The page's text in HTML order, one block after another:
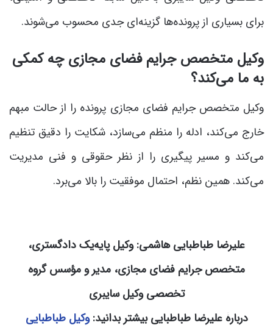
برای بسیاری از پرونده‌ها گزینه‌ای جدی محسوب می‌شوند.
وکیل متخصص جرایم فضای مجازی چه کمکی
به ما می‌کند؟
وکیل متخصص جرایم فضای مجازی پرونده را از حالت مبهم
خارج می‌کند، ادله را منظم می‌سازد، شکایت را دقیق تنظیم
می‌کند و مسیر پیگیری را از نظر حقوقی و فنی مدیریت
می‌کند. همین نظم، احتمال موفقیت را بالا می‌برد.
علیرضا طباطبایی هاشمی: وکیل پایه‌یک دادگستری،
متخصص جرایم فضای مجازی، مدیر و مؤسس گروه
تخصصی وکیل سایبری
دربارۀ علیرضا طباطبایی بیشتر بدانید:وکیل طباطبایی